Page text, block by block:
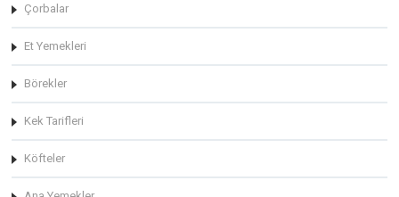
Çorbalar
Et Yemekleri
Börekler
Kek Tarifleri
Köfteler